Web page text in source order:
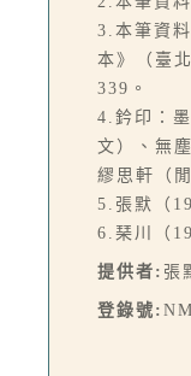
3.本筆資
本》（臺
339。
4.鈐印：
文）、無
繆思軒（
5.張默（
6.琹川（
提供者: 張
登錄號: